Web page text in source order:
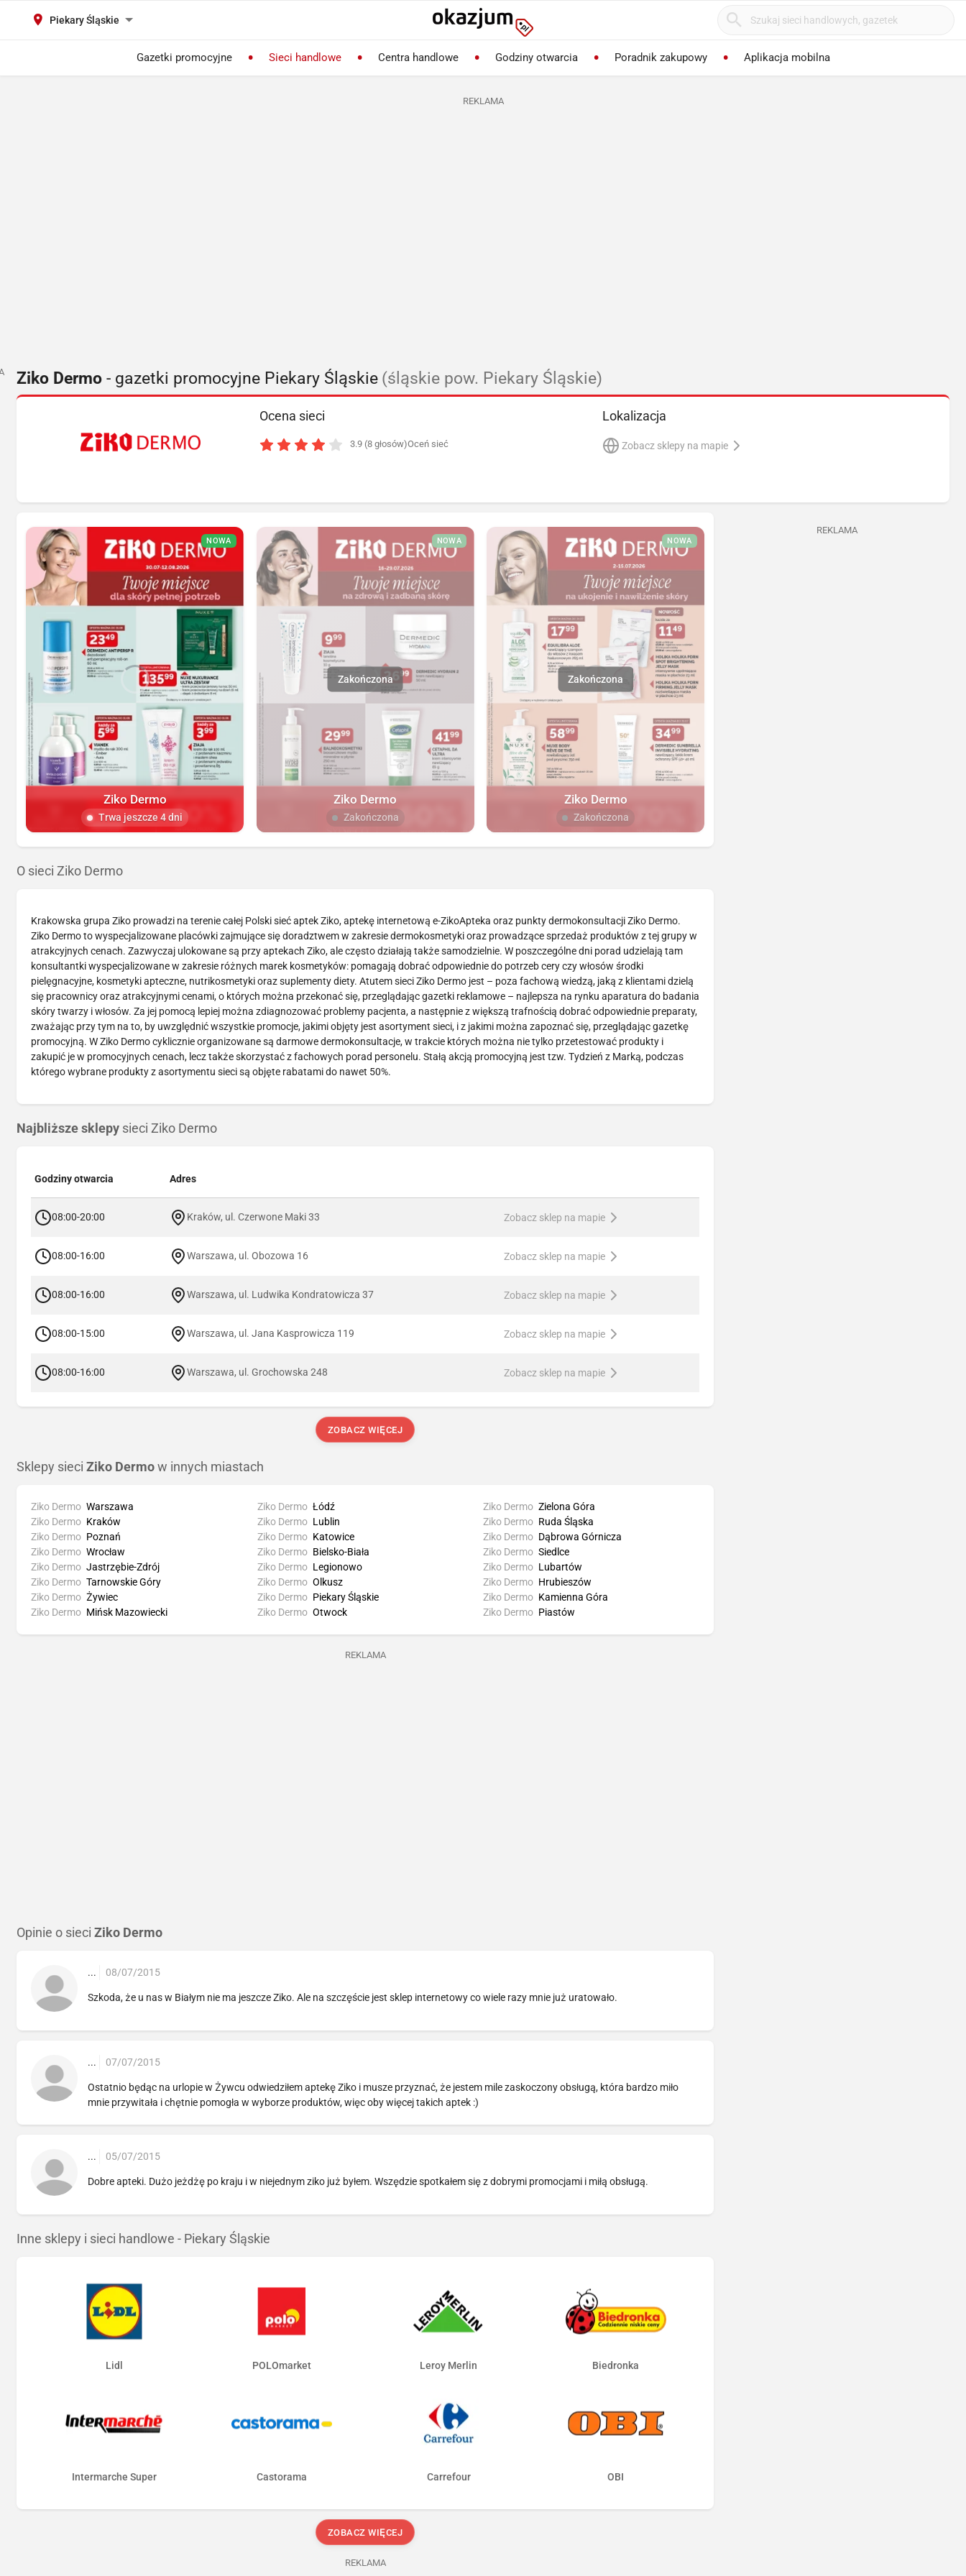
Piekary Śląskie
Gazetki promocyjne Sieci handlowe Centra handlowe Godziny otwarcia Poradnik zakupowy Aplikacja mobilna
REKLAMA
Ziko Dermo - gazetki promocyjne Piekary Śląskie (śląskie pow. Piekary Śląskie)
Ocena sieci
3.9 (8 głosów)Oceń sieć
Lokalizacja
Zobacz sklepy na mapie
NOWA
Ziko Dermo
Trwa jeszcze 4 dni
NOWA
Ziko Dermo
Zakończona
NOWA
Ziko Dermo
Zakończona
O sieci Ziko Dermo
Krakowska grupa Ziko prowadzi na terenie całej Polski sieć aptek Ziko, aptekę internetową e-ZikoApteka oraz punkty dermokonsultacji Ziko Dermo.
Ziko Dermo to wyspecjalizowane placówki zajmujące się doradztwem w zakresie dermokosmetyki oraz prowadzące sprzedaż produktów z tej grupy w
atrakcyjnych cenach. Zazwyczaj ulokowane są przy aptekach Ziko, ale często działają także samodzielnie. W poszczególne dni porad udzielają tam
konsultantki wyspecjalizowane w zakresie różnych marek kosmetyków: pomagają dobrać odpowiednie do potrzeb cery czy włosów środki
pielęgnacyjne, kosmetyki apteczne, nutrikosmetyki oraz suplementy diety. Atutem sieci Ziko Dermo jest – poza fachową wiedzą, jaką z klientami dzielą
się pracownicy oraz atrakcyjnymi cenami, o których można przekonać się, przeglądając gazetki reklamowe – najlepsza na rynku aparatura do badania
skóry twarzy i włosów. Za jej pomocą lepiej można zdiagnozować problemy pacjenta, a następnie z większą trafnością dobrać odpowiednie preparaty,
zważając przy tym na to, by uwzględnić wszystkie promocje, jakimi objęty jest asortyment sieci, i z jakimi można zapoznać się, przeglądając gazetkę
promocyjną. W Ziko Dermo cyklicznie organizowane są darmowe dermokonsultacje, w trakcie których można nie tylko przetestować produkty i
zakupić je w promocyjnych cenach, lecz także skorzystać z fachowych porad personelu. Stałą akcją promocyjną jest tzw. Tydzień z Marką, podczas
którego wybrane produkty z asortymentu sieci są objęte rabatami do nawet 50%.
Najbliższe sklepy sieci Ziko Dermo
Godziny otwarcia Adres
08:00-20:00 Kraków, ul. Czerwone Maki 33 Zobacz sklep na mapie
08:00-16:00 Warszawa, ul. Obozowa 16 Zobacz sklep na mapie
08:00-16:00 Warszawa, ul. Ludwika Kondratowicza 37 Zobacz sklep na mapie
08:00-15:00 Warszawa, ul. Jana Kasprowicza 119 Zobacz sklep na mapie
08:00-16:00 Warszawa, ul. Grochowska 248 Zobacz sklep na mapie
ZOBACZ WIĘCEJ
Sklepy sieci Ziko Dermo w innych miastach
Ziko Dermo Warszawa
Ziko Dermo Kraków
Ziko Dermo Poznań
Ziko Dermo Wrocław
Ziko Dermo Łódź
Ziko Dermo Lublin
Ziko Dermo Katowice
Ziko Dermo Bielsko-Biała
Ziko Dermo Zielona Góra
Ziko Dermo Ruda Śląska
Ziko Dermo Dąbrowa Górnicza
Ziko Dermo Siedlce
Ziko Dermo Jastrzębie-Zdrój
Ziko Dermo Tarnowskie Góry
Ziko Dermo Żywiec
Ziko Dermo Mińsk Mazowiecki
Ziko Dermo Legionowo
Ziko Dermo Olkusz
Ziko Dermo Piekary Śląskie
Ziko Dermo Otwock
Ziko Dermo Lubartów
Ziko Dermo Hrubieszów
Ziko Dermo Kamienna Góra
Ziko Dermo Piastów
REKLAMA
Opinie o sieci Ziko Dermo
... 08/07/2015
Szkoda, że u nas w Białym nie ma jeszcze Ziko. Ale na szczęście jest sklep internetowy co wiele razy mnie już uratowało.
... 07/07/2015
Ostatnio będąc na urlopie w Żywcu odwiedziłem aptekę Ziko i musze przyznać, że jestem mile zaskoczony obsługą, która bardzo miło
mnie przywitała i chętnie pomogła w wyborze produktów, więc oby więcej takich aptek :)
... 05/07/2015
Dobre apteki. Dużo jeżdżę po kraju i w niejednym ziko już byłem. Wszędzie spotkałem się z dobrymi promocjami i miłą obsługą.
Inne sklepy i sieci handlowe - Piekary Śląskie
Lidl POLOmarket Leroy Merlin Biedronka
Intermarche Super Castorama Carrefour OBI
ZOBACZ WIĘCEJ
REKLAMA
REKLAMA